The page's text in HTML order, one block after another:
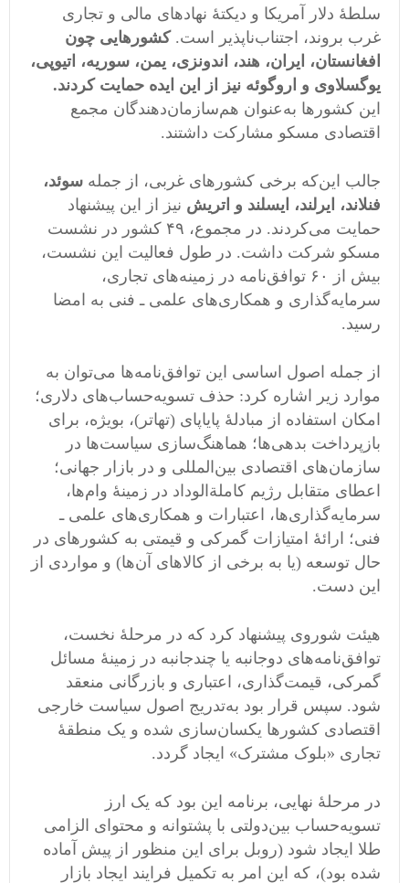
سلطۀ دلار آمریکا و دیکتۀ نهادهای مالی و تجاری
غرب بروند، اجتناب‌ناپذیر است.کشورهایی چون
افغانستان، ایران، هند، اندونزی، یمن، سوریه، اتیوپی،
یوگسلاوی و اروگوئه نیز از این ایده حمایت کردند.
این کشورها به‌عنوان هم‌سازمان‌دهندگان مجمع
اقتصادی مسکو مشارکت داشتند.
جالب این‌که برخی کشورهای غربی، از جمله سوئد،
فنلاند، ایرلند، ایسلند و اتریش نیز از این پیشنهاد
حمایت می‌کردند. در مجموع، ۴۹ کشور در نشست
مسکو شرکت داشت. در طول فعالیت این نشست،
بیش از ۶۰ توافق‌نامه در زمینه‌های تجاری،
سرمایه‌گذاری و همکاری‌های علمی ـ فنی به امضا
رسید.
از جمله اصول اساسی این توافق‌نامه‌ها می‌توان به
موارد زیر اشاره کرد: حذف تسویه‌حساب‌های دلاری؛
امکان استفاده از مبادلۀ پایاپای (تهاتر)، بویژه، برای
بازپرداخت بدهی‌ها؛ هماهنگ‌سازی سیاست‌ها در
سازمان‌های اقتصادی بین‌المللی و در بازار جهانی؛
اعطای متقابل رژیم کاملة‌الوداد در زمینۀ وام‌ها،
سرمایه‌گذاری‌ها، اعتبارات و همکاری‌های علمی ـ
فنی؛ ارائۀ امتیازات گمرکی و قیمتی به کشورهای در
حال توسعه (یا به برخی از کالاهای آن‌ها) و مواردی از
این دست.
هیئت شوروی پیشنهاد کرد که در مرحلۀ نخست،
توافق‌نامه‌های دوجانبه یا چندجانبه در زمینۀ مسائل
گمرکی، قیمت‌گذاری، اعتباری و بازرگانی منعقد
شود. سپس قرار بود به‌تدریج اصول سیاست خارجی
اقتصادی کشورها یکسان‌سازی شده و یک منطقۀ
تجاری «بلوک مشترک» ایجاد گردد.
در مرحلۀ نهایی، برنامه این بود که یک ارز
تسویه‌حساب بین‌دولتی با پشتوانه و محتوای الزامی
طلا ایجاد شود (روبل برای این منظور از پیش آماده
شده بود)، که این امر به تکمیل فرایند ایجاد بازار